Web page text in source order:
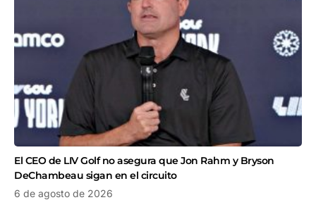
El CEO de LIV Golf no asegura que Jon Rahm y Bryson
DeChambeau sigan en el circuito
6 de agosto de 2026